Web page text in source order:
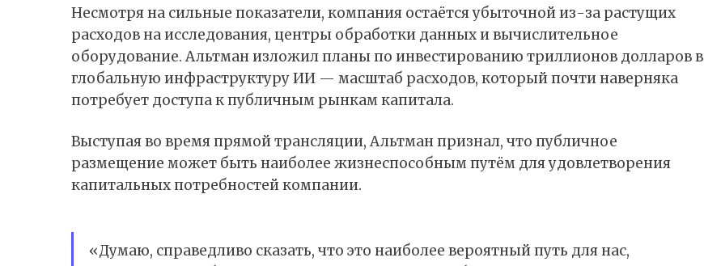
Несмотря на сильные показатели, компания остаётся убыточной из-за растущих
расходов на исследования, центры обработки данных и вычислительное
оборудование. Альтман изложил планы по инвестированию триллионов долларов в
глобальную инфраструктуру ИИ — масштаб расходов, который почти наверняка
потребует доступа к публичным рынкам капитала.
Выступая во время прямой трансляции, Альтман признал, что публичное
размещение может быть наиболее жизнеспособным путём для удовлетворения
капитальных потребностей компании.
«Думаю, справедливо сказать, что это наиболее вероятный путь для нас,